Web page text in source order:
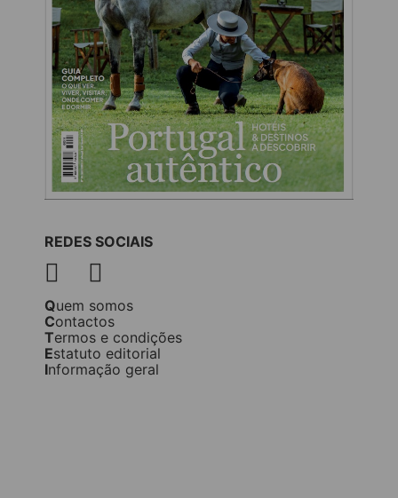
REDES SOCIAIS
Quem somos
Contactos
Termos e condições
Estatuto editorial
Informação geral